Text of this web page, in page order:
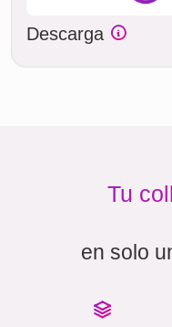
Descarga
Tu
en solo